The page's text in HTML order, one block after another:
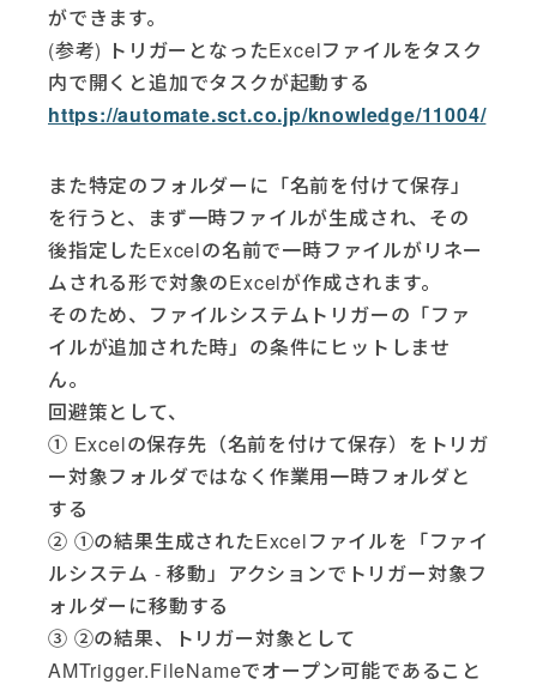
ができます。
(参考) トリガーとなったExcelファイルをタスク
内で開くと追加でタスクが起動する
https://automate.sct.co.jp/knowledge/11004/
また特定のフォルダーに「名前を付けて保存」
を行うと、まず一時ファイルが生成され、その
後指定したExcelの名前で一時ファイルがリネー
ムされる形で対象のExcelが作成されます。
そのため、ファイルシステムトリガーの「ファ
イルが追加された時」の条件にヒットしませ
ん。
回避策として、
① Excelの保存先（名前を付けて保存）をトリガ
ー対象フォルダではなく作業用一時フォルダと
する
② ①の結果生成されたExcelファイルを「ファイ
ルシステム - 移動」アクションでトリガー対象フ
ォルダーに移動する
③ ②の結果、トリガー対象として
AMTrigger.FileNameでオープン可能であること